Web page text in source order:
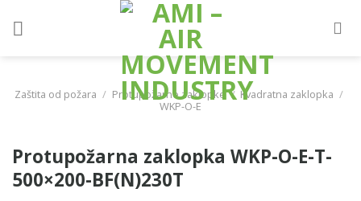
Zaštita od požara / Protupožarne zaklopke / Kvadratna zaklopka /
WKP-O-E
Protupožarna zaklopka WKP-O-E-T-
500×200-BF(N)230T